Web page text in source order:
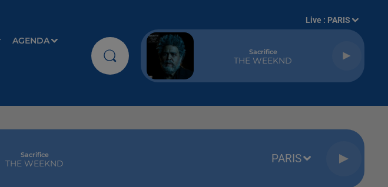
AGENDA
Live : PARIS
Sacrifice
THE WEEKND
Sacrifice
THE WEEKND PARIS